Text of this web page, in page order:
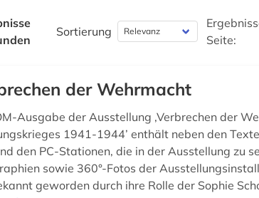
Sortierung
Seite:
der Wehrmacht
Ausgabe der Ausstellung ‚Verbrechen der
1941-1944’ enthält neben den
den PC-Stationen, die in der Ausstellung zu
sowie 360°-Fotos der
geworden durch ihre Rolle der Sophie